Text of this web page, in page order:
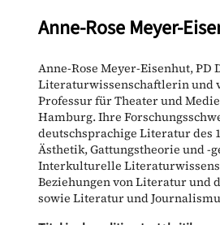
Anne-Rose Meyer-
Anne-Rose Meyer-Eisenhut, PD
Literaturwissenschaftlerin und
Professur für Theater und
Hamburg. Ihre
deutschsprachige Literatur des
Ästhetik, Gattungstheorie und -
Interkulturelle
Beziehungen von Literatur und
sowie Literatur und